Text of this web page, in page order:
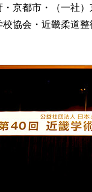
京都市・（一社
協会・近畿柔道